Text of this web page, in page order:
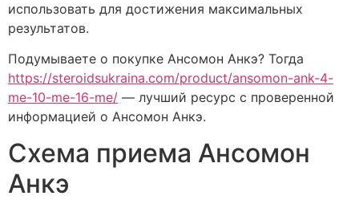
использовать для достижения максимальных
результатов.
Подумываете о покупке Ансомон Анкэ? Тогда
https://steroidsukraina.com/product/ansomon-ank-4-
me-10-me-16-me/ — лучший ресурс с проверенной
информацией о Ансомон Анкэ.
Схема приема Ансомон
Анкэ